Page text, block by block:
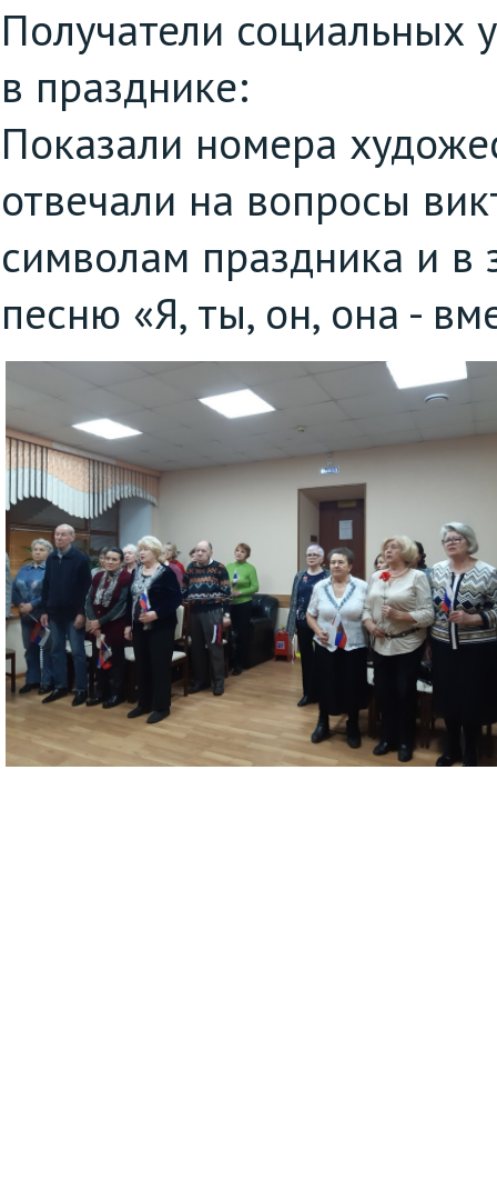
Получатели социальных
в празднике:
Показали номера
отвечали на вопросы
символам праздника и в
песню «Я, ты, он, она -